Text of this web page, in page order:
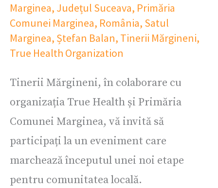
Marginea, Județul Suceava, Primăria
Comunei Marginea, România, Satul
Marginea, Ștefan Balan, Tinerii Mărgineni,
True Health Organization
Tinerii Mărgineni, în colaborare cu
organizația True Health și Primăria
Comunei Marginea, vă invită să
participați la un eveniment care
marchează începutul unei noi etape
pentru comunitatea locală.